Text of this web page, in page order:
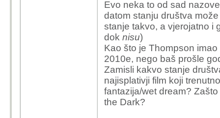
Evo neka to od sad
datom stanju društva
stanje takvo, a vjerojatno i
dok nisu)
Kao što je Thompson
2010e, nego baš prošle
Zamisli kakvo stanje
najisplativji film koji
fantazija/wet dream?
the Dark?